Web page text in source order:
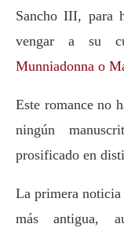
Sancho III, para
vengar a su
Munniadonna o
Este romance no
ningún
prosificado en
La primera noticia
más antigua,